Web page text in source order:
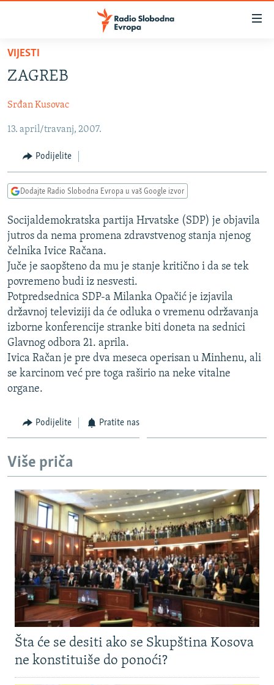
Pređite
glavni
Pređite
na
navigaciju
Pređite
na
pretragu
SRBIJA
KOSOVO
CRNA GORA
VIZUELNO
VIDEO
FOTOGALERIJE
INFOGRAFIKE
PODCASTI
RAT U UKRAJINI
KINA NA BALKANU
RSE PRIČE IZ SVIJETA
ISPRIČAJ MI
DNEVNO@RSE
SPECIJALI RSE
VIŠE OD NASLOVA
GENOCID U SREBRENICI
POPLAVE I KLIZIŠTA U BIH 2024.
TV LIBERTY
POST SCRIPTUM
MOJA EVROPA
SVE KARTE DEJTONA
NASTANAK I RASPAD JUGOSLAVIJE
PRATITE NAS
Sve RFE/RL stranice
VIJESTI
ZAGREB
Srđan Kusovac
13. april/travanj, 2007.
Podijelite
Dodajte Radio Slobodna Evropa u vaš Google izvor
Socijaldemokratska partija Hrvatske (SDP) je objavila
jutros da nema promena zdravstvenog stanja njenog
čelnika Ivice Račana.
Juče je saopšteno da mu je stanje kritično i da se tek
povremeno budi iz nesvesti.
Potpredsednica SDP-a Milanka Opačić je izjavila
državnoj televiziji da će odluka o vremenu održavanja
izborne konferencije stranke biti doneta na sednici
Glavnog odbora 21. aprila.
Ivica Račan je pre dva meseca operisan u Minhenu, ali
se karcinom već pre toga raširio na neke vitalne
organe.
Podijelite Pratite nas
Više priča
Šta će se desiti ako se Skupština Kosova
ne konstituiše do ponoći?